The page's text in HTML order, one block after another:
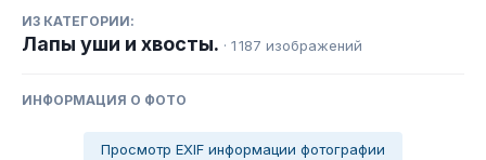
ИЗ КАТЕГОРИИ:
Лапы уши и хвосты. · 1 187 изображений
ИНФОРМАЦИЯ О ФОТО
Просмотр EXIF информации фотографии